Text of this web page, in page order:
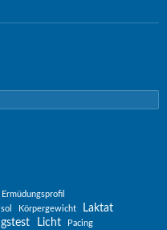
Ermüdungsprofil
Körpergewicht Laktat
Licht Pacing